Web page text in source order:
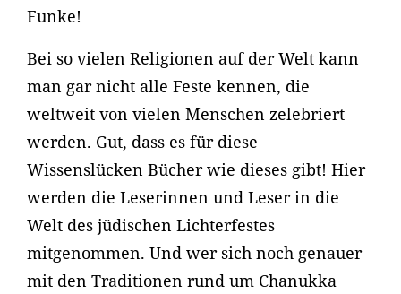
Funke!
Bei so vielen Religionen auf der Welt kann
man gar nicht alle Feste kennen, die
weltweit von vielen Menschen zelebriert
werden. Gut, dass es für diese
Wissenslücken Bücher wie dieses gibt! Hier
werden die Leserinnen und Leser in die
Welt des jüdischen Lichterfestes
mitgenommen. Und wer sich noch genauer
mit den Traditionen rund um Chanukka